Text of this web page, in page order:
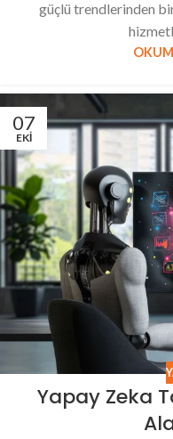
güçlü trendlerinden
07
EKI
Yapay Zeka